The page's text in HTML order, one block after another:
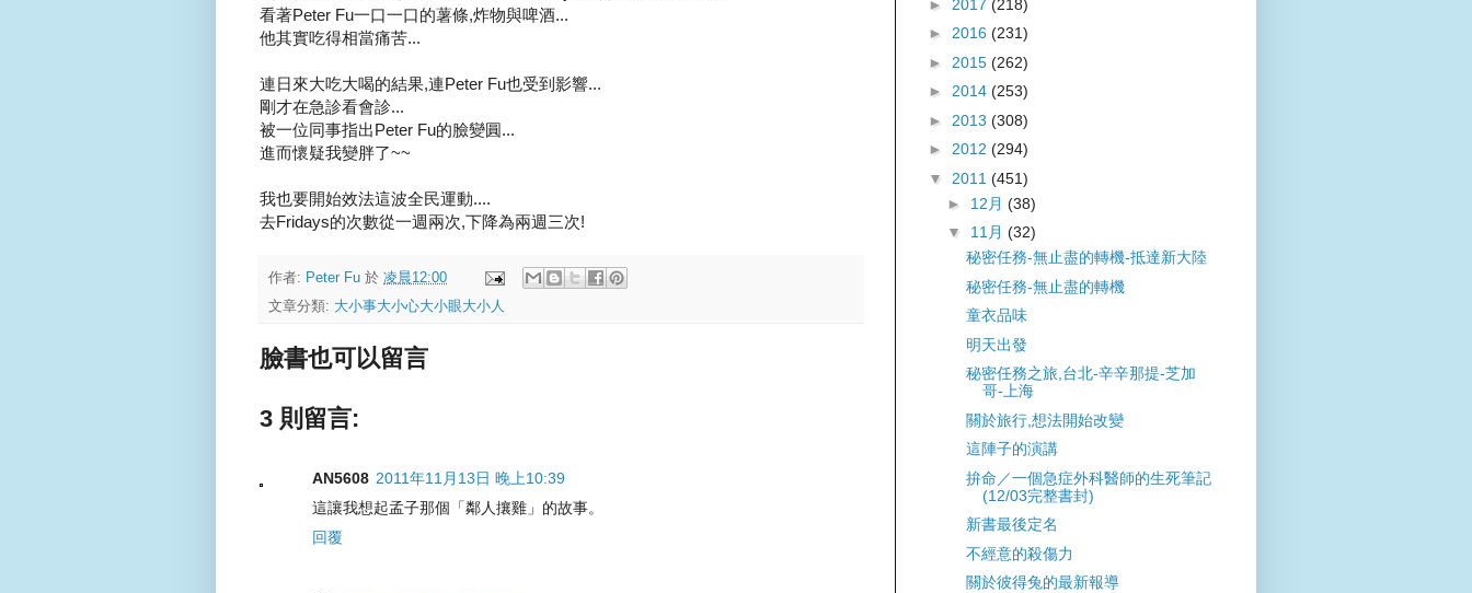
看著Peter Fu一口一口的薯條,炸物與啤酒...
他其實吃得相當痛苦...
連日來大吃大喝的結果,連Peter Fu也受到影響...
剛才在急診看會診...
被一位同事指出Peter Fu的臉變圓...
進而懷疑我變胖了~~
我也要開始效法這波全民運動....
去Fridays的次數從一週兩次,下降為兩週三次!
作者: Peter Fu 於 凌晨12:00
文章分類: 大小事大小心大小眼大小人
臉書也可以留言
3 則留言:
AN5608 2011年11月13日 晚上10:39
這讓我想起孟子那個「鄰人攘雞」的故事。
回覆
► 2017 (218)
► 2016 (231)
► 2015 (262)
► 2014 (253)
► 2013 (308)
► 2012 (294)
▼ 2011 (451)
► 12月 (38)
▼ 11月 (32)
秘密任務-無止盡的轉機-抵達新大陸
秘密任務-無止盡的轉機
童衣品味
明天出發
秘密任務之旅,台北-辛辛那提-芝加
哥-上海
關於旅行,想法開始改變
這陣子的演講
拚命／一個急症外科醫師的生死筆記
(12/03完整書封)
新書最後定名
不經意的殺傷力
關於彼得兔的最新報導